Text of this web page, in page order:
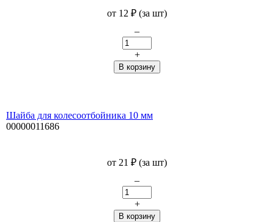
от 12 ₽ (за шт)
–
+
Шайба для колесоотбойника 10 мм
00000011686
от 21 ₽ (за шт)
–
+